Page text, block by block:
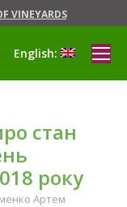
VINEYARDS
English:
стан
року
Артем